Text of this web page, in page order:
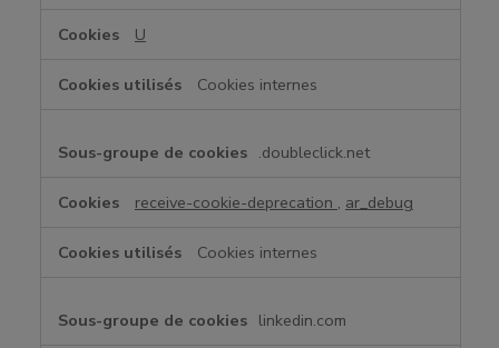
U
Cookies internes
.doubleclick.net
receive-cookie-deprecation , ar_debug
Cookies internes
linkedin.com